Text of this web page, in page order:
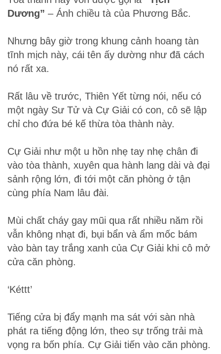
Dương” – Ánh chiều tà của Phương Bắc.
Nhưng bây giờ trong khung cảnh hoang tàn
tĩnh mịch này, cái tên ấy dường như đã cách
nó rất xa.
Rất lâu về trước, Thiên Yết từng nói, nếu có
một ngày Sư Tử và Cự Giải có con, cô sẽ lập
chỉ cho đứa bé kế thừa tòa thành này.
Cự Giải như một u hồn nhẹ tay nhẹ chân đi
vào tòa thành, xuyên qua hành lang dài và đại
sảnh rộng lớn, đi tới một căn phòng ở tận
cùng phía Nam lâu đài.
Mùi chất cháy gay mũi qua rất nhiều năm rồi
vẫn không nhạt đi, bụi bẩn và ẩm mốc bám
vào bàn tay trắng xanh của Cự Giải khi cô mở
cửa căn phòng.
‘Kéttt’
Tiếng cửa bị đẩy mạnh ma sát với sàn nhà
phát ra tiếng động lớn, theo sự trống trải mà
vọng ra bốn phía. Cự Giải tiến vào căn phòng.